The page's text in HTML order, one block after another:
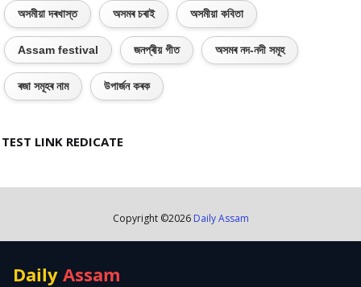
অসমীয়া দৰখাস্ত অসমৰ চৰাই অসমীয়া কবিতা
Assam festival জনপ্ৰীয় গীত অসমৰ নদ-নদী সমূহ
ৰজা সমূহৰ নাম উপাৰ্জন কৰক
TEST LINK REDICATE
Copyright ©2026 Daily Assam
Daily Assam